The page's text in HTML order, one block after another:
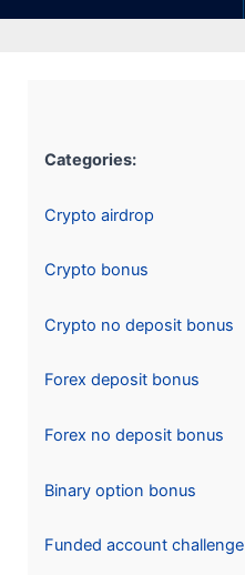
Categories:
Crypto airdrop
Crypto bonus
Crypto no deposit bonus
Forex deposit bonus
Forex no deposit bonus
Binary option bonus
Funded account challenge